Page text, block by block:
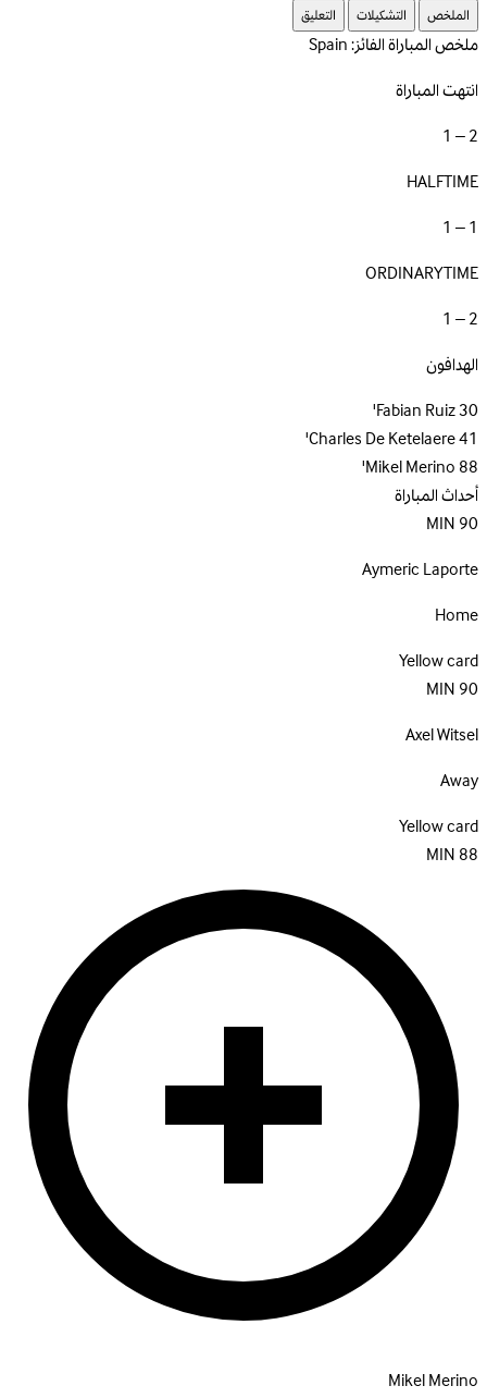
الملخص التشكيلات التعليق
ملخص المباراةالفائز: Spain
انتهت المباراة
2 – 1
HALFTIME
1 – 1
ORDINARYTIME
2 – 1
الهدافون
Fabian Ruiz30'
Charles De Ketelaere41'
Mikel Merino88'
أحداث المباراة
90
MIN
Aymeric Laporte
Home
Yellow card
90
MIN
Axel Witsel
Away
Yellow card
88
MIN
Mikel Merino